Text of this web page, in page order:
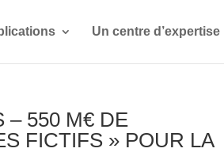
Un centre d’expertise
– 550 M€ DE
FICTIFS » POUR LA